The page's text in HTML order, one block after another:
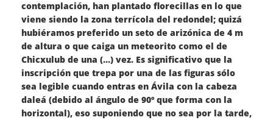
contemplación, han plantado florecillas en lo que
viene siendo la zona terrícola del redondel; quizá
hubiéramos preferido un seto de arizónica de 4 m
de altura o que caiga un meteorito como el de
Chicxulub de una (…) vez. Es significativo que la
inscripción que trepa por una de las figuras sólo
sea legible cuando entras en Ávila con la cabeza
daleá (debido al ángulo de 90º que forma con la
horizontal), eso suponiendo que no sea por la tarde,